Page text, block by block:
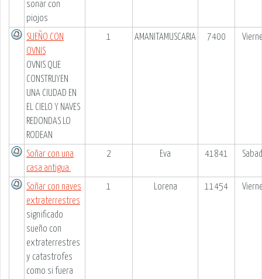
sonar con
piojos
SUEÑO CON
OVNIS
OVNIS QUE
CONSTRUYEN
UNA CIUDAD EN
EL CIELO Y NAVES
REDONDAS LO
RODEAN
1 AMANITAMUSCARIA 7400
Soñar con una
casa antigua.
2 Eva 41841
Soñar con naves
extraterrestres
significado
sueño con
extraterrestres
y catastrofes
como si fuera
1 Lorena 11454